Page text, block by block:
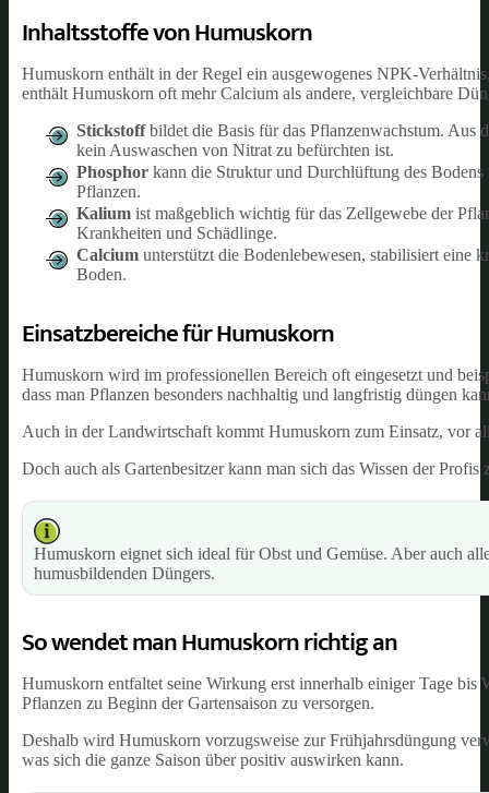
Inhaltsstoffe von Humuskorn
Humuskorn enthält in der Regel ein ausgewogenes NPK-
enthält Humuskorn oft mehr Calcium als andere, vergleichbare
Stickstoffbildet die Basis für das Pflanzenwachstum. Aus
kein Auswaschen von Nitrat zu befürchten ist.
Phosphor kann die Struktur und Durchlüftung des Bodens
Pflanzen.
Kalium ist maßgeblich wichtig für das Zellgewebe der
Krankheiten und Schädlinge.
Calcium unterstützt die Bodenlebewesen, stabilisiert eine
Boden.
Einsatzbereiche für Humuskorn
Humuskorn wird im professionellen Bereich oft eingesetzt und
dass man Pflanzen besonders nachhaltig und langfristig düngen
Auch in der Landwirtschaft kommt Humuskorn zum Einsatz, vor
Doch auch als Gartenbesitzer kann man sich das Wissen der
Humuskorn eignet sich ideal für Obst und Gemüse. Aber auch
humusbildenden Düngers.
So wendet man Humuskorn richtig an
Humuskorn entfaltet seine Wirkung erst innerhalb einiger Tage
Pflanzen zu Beginn der Gartensaison zu versorgen.
Deshalb wird Humuskorn vorzugsweise zur Frühjahrsdüngung
was sich die ganze Saison über positiv auswirken kann.